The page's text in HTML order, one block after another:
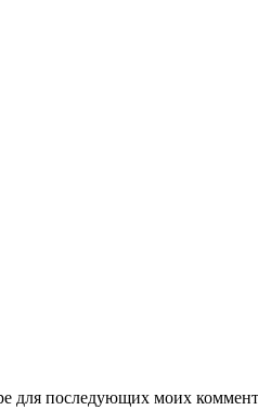
для последующих моих